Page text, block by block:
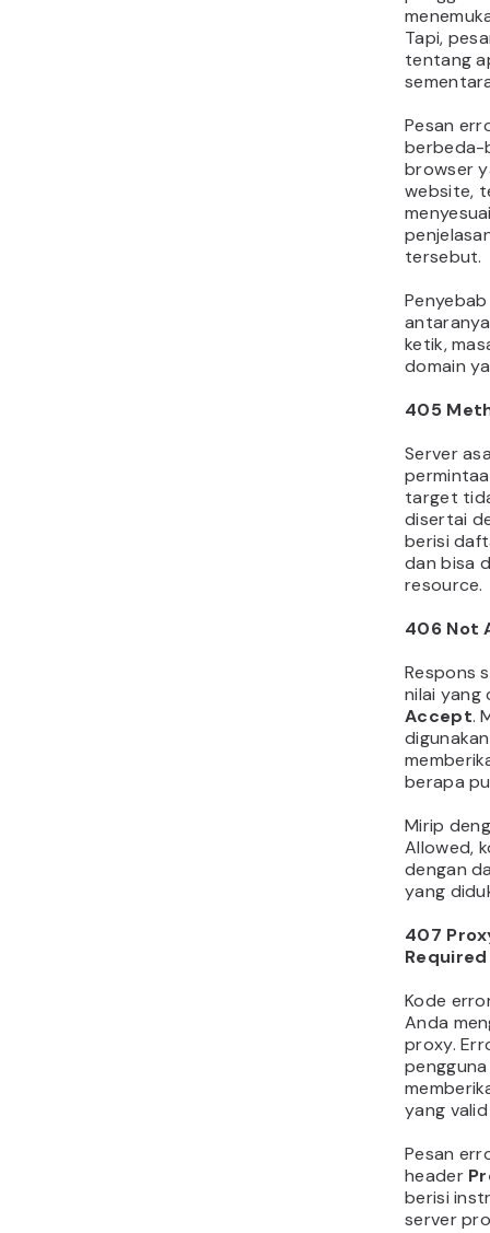
Tapi,
tentang
Pesan
berbeda-
browser
website,
tersebut.
ketik,
domain
405
Server
target
disertai
berisi
dan bisa
resource.
406 Not
Respons
nilai yang
Accept.
berapa
Mirip
Allowed,
dengan
yang
407
Required
Kode
Anda
proxy.
yang
Pesan
header
berisi
server